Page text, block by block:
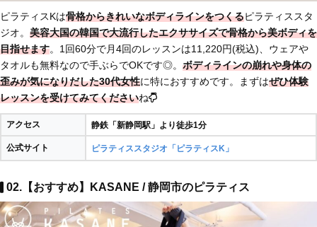
ピラティスKは骨格からきれいなボディラインをつくるピラティススタ
ジオ。 美容大国の韓国で大流行したエクササイズで骨格から美ボディを
目指せます。1回60分で月4回のレッスンは11,220円(税込)、ウェアや
タオルも無料なので手ぶらでOKです◎。 ボディラインの崩れや身体の
歪みが気になりだした30代女性に特におすすめです。まずはぜひ体験
レッスンを受けてみてくださいね
アクセス 静鉄「新静岡駅」より徒歩1分
公式サイト ピラティススタジオ「ピラティスK」
02.【おすすめ】KASANE / 静岡市のピラティス